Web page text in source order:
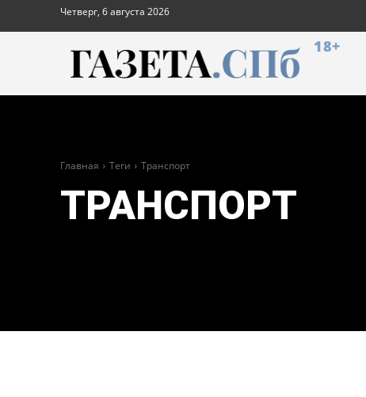
Четверг, 6 августа 2026
18+
Главная Теги Транспорт
ТРАНСПОРТ